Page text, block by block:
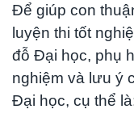
Để giúp con
luyện thi tốt
đỗ Đại học, phụ
nghiệm và lưu ý
Đại học, cụ thể